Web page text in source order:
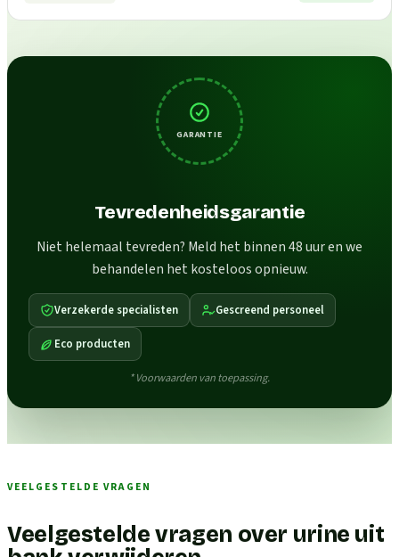
GARANTIE
Tevredenheidsgarantie
Niet helemaal tevreden? Meld het binnen 48 uur en we
behandelen het kosteloos opnieuw.
Verzekerde specialisten Gescreend personeel
Eco producten
* Voorwaarden van toepassing.
VEELGESTELDE VRAGEN
Veelgestelde vragen over urine uit